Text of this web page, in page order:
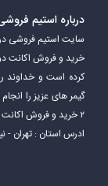
درباره استیم
کرده است و خداوند
۲ خرید و فروش اکانت استیم خرید و فروش بازی سی اس گو تخصص ماست.
ادرس استان : تهران -